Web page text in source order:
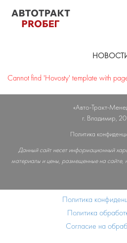
Cannot find 'Hovosty' template with
«Авто-Тракт-
г. Владимир,
Политика
Данный сайт несет информационный
материалы и цены, размещенные на сайте,
Политика
Политика
Согласие на